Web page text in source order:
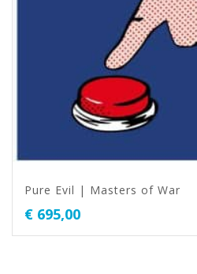
Pure Evil | Masters of War
€ 695,00